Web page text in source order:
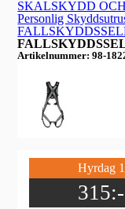
SKALSKYDD
Personlig
Artikelnummer: 98-
Hyrdag 1
315:-